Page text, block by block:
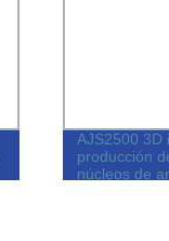
AJS2500 3D
producción
núcleos de